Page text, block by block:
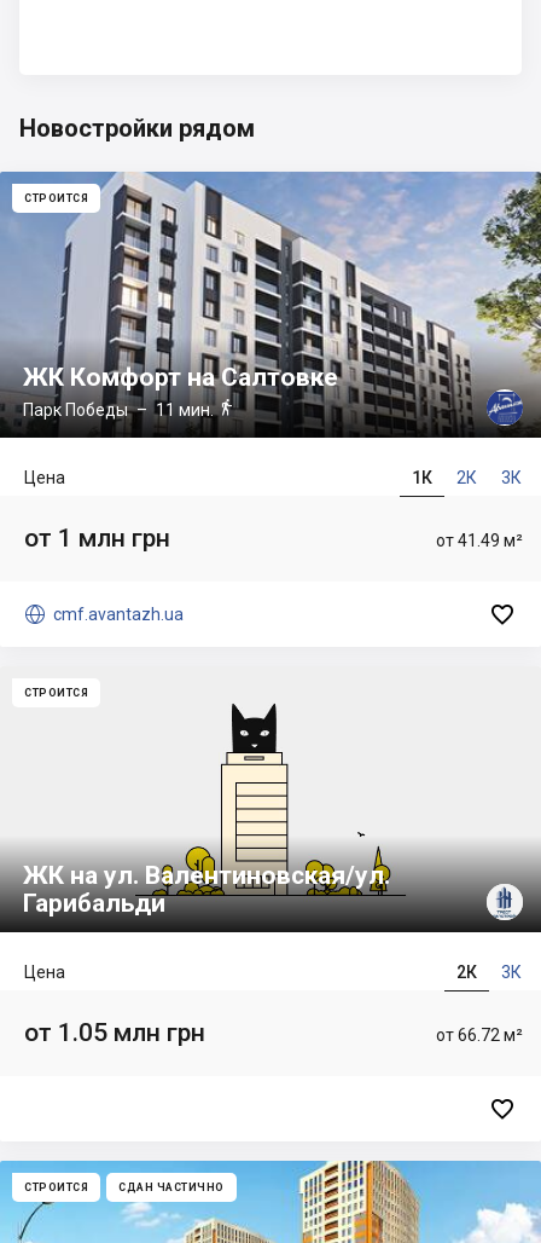
Новостройки рядом
СТРОИТСЯ
ЖК Комфорт на Салтовке
Парк Победы– 11 мин.
1К 2К 3К
Цена
от 41.49 м²
от 1 млн грн
 cmf.avantazh.ua 
СТРОИТСЯ
ЖК на ул. Валентиновская/ул.
Гарибальди
2К 3К
Цена
от 66.72 м²
от 1.05 млн грн

СТРОИТСЯ СДАН ЧАСТИЧНО